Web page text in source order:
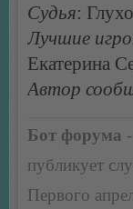
Судья:
Лучшие
Екатерина
Автор
Бот форума
публикует
Первого